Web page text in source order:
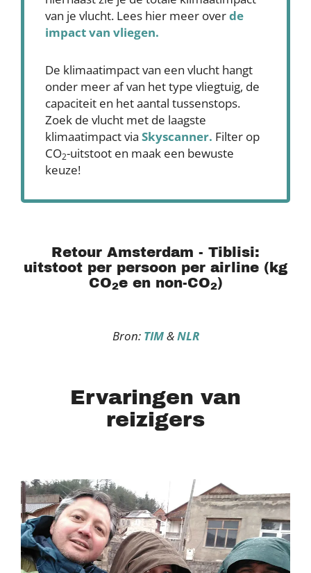
van je vlucht. Lees hier meer overde
impact van vliegen.
De klimaatimpact van een vlucht hangt
onder meer af van het type vliegtuig, de
capaciteit en het aantal tussenstops.
Zoek de vlucht met de laagste
klimaatimpact via Skyscanner. Filter op
CO2-uitstoot en maak een bewuste
keuze!
Retour Amsterdam - Tiblisi:
uitstoot per persoon per airline (kg
CO2e en non-CO2)
Bron: TIM&NLR
Ervaringen van
reizigers